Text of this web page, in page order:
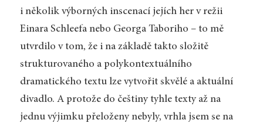
i několik výborných inscenací jejích her v režii
Einara Schleefa nebo Georga Taboriho – to mě
utvrdilo v tom, že i na základě takto složitě
strukturovaného a polykontextuálního
dramatického textu lze vytvořit skvělé a aktuální
divadlo. A protože do češtiny tyhle texty až na
jednu výjimku přeloženy nebyly, vrhla jsem se na